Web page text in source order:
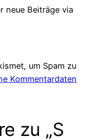
neue Beiträge via
um Spam zu
Kommentardaten
zu „S